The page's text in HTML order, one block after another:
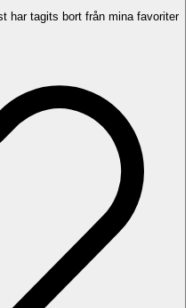
har tagits bort från mina favoriter